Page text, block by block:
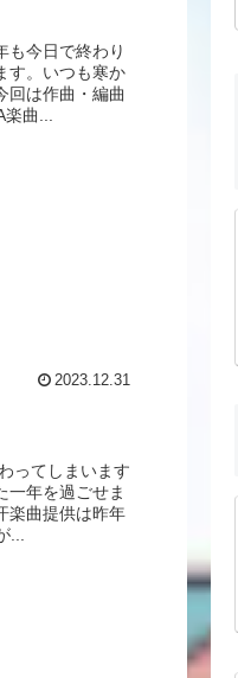
も今日で終わり
す。いつも寒か
回は作曲・編曲
曲...
2023.12.31
ってしまいます
一年を過ごせま
楽曲提供は昨年